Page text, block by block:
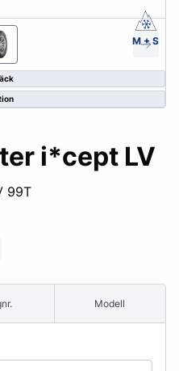
M + S
i*cept LV
99T
Modell